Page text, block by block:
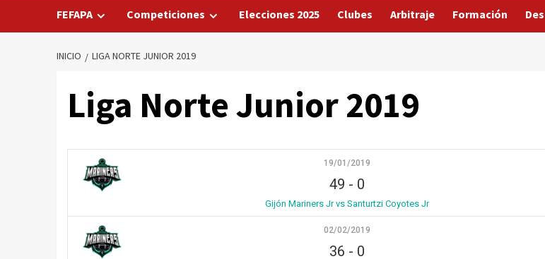
FEFAPA Competiciones Elecciones 2025 Clubes Arbitraje Formación
INICIO LIGA NORTE JUNIOR 2019
Liga Norte Junior 2019
19/01/2019
49 - 0
Gijón Mariners Jr vs Santurtzi Coyotes Jr
02/02/2019
36 - 0